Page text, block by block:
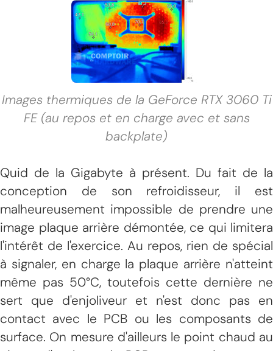
Images thermiques de la GeForce RTX 3060 Ti
FE (au repos et en charge avec et sans
backplate)
Quid de la Gigabyte à présent. Du fait de la
conception de son refroidisseur, il est
malheureusement impossible de prendre une
image plaque arrière démontée, ce qui limitera
l'intérêt de l'exercice. Au repos, rien de spécial
à signaler, en charge la plaque arrière n'atteint
même pas 50°C, toutefois cette dernière ne
sert que d'enjoliveur et n'est donc pas en
contact avec le PCB ou les composants de
surface. On mesure d'ailleurs le point chaud au